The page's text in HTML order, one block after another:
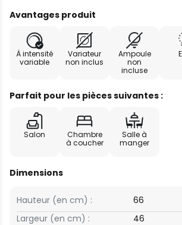
Avantages produit
À intensité
variable
Variateur
non inclus
Ampoule
non
incluse
Parfait pour les pièces suivantes :
Salon
Chambre
à coucher
Salle à
manger
Dimensions
Largeur (en cm) : 46
Hauteur (en cm) : 66